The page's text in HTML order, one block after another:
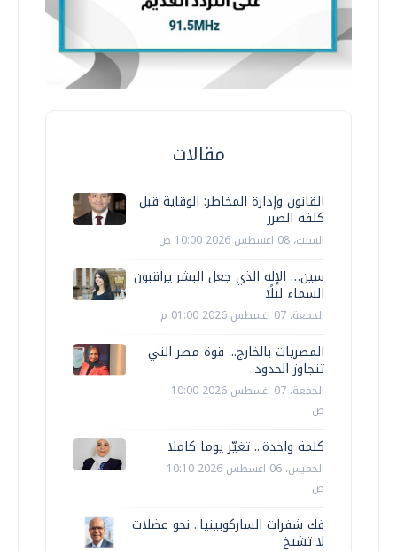
مقالات
القانون وإدارة المخاطر: الوقاية قبل
كلفة الضرر
السبت، 08 اغسطس 2026 10:00 ص
سين… الإله الذي جعل البشر يراقبون
السماء ليلًا
الجمعة، 07 اغسطس 2026 01:00 م
المصريات بالخارج... قوة مصر التي
تتجاوز الحدود
الجمعة، 07 اغسطس 2026 10:00
ص
كلمة واحدة... تغيّر يوما كاملا
الخميس، 06 اغسطس 2026 10:10
ص
فك شفرات الساركوبينيا.. نحو عضلات
لا تشيخ